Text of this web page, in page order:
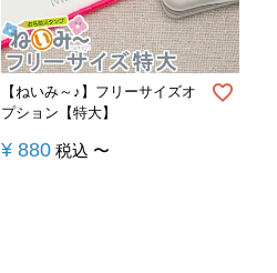
【ねいみ～♪】フリーサイズオ
プション【特大】
¥ 880 税込 〜